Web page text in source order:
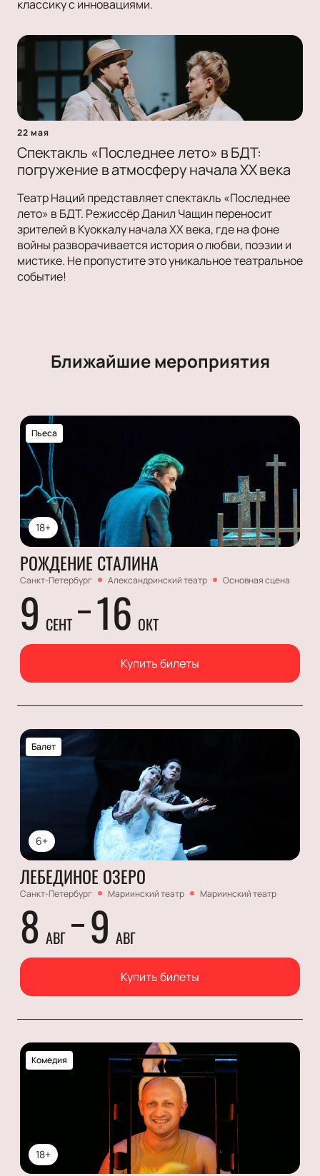
классику с инновациями.
22 мая
Спектакль «Последнее лето» в БДТ:
погружение в атмосферу начала XX века
Театр Наций представляет спектакль «Последнее
лето» в БДТ. Режиссёр Данил Чащин переносит
зрителей в Куоккалу начала XX века, где на фоне
войны разворачивается история о любви, поэзии и
мистике. Не пропустите это уникальное театральное
событие!
Ближайшие мероприятия
18+
Пьеса
РОЖДЕНИЕ СТАЛИНА
Санкт-Петербург Александринский театр Основная сцена
9 СЕНТ 16 ОКТ
Купить билеты
6+
Балет
ЛЕБЕДИНОЕ ОЗЕРО
Санкт-Петербург Мариинский театр Мариинский театр
8 АВГ 9 АВГ
Купить билеты
18+
Комедия